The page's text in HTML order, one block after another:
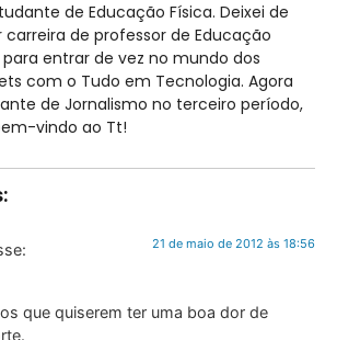
de Educação Física. Deixei de
carreira de professor de Educação
para entrar de vez no mundo dos
com o Tudo em Tecnologia. Agora
de Jornalismo no terceiro período,
vindo ao Tt!
21 de maio de 2012 às 18:56
que quiserem ter uma boa dor de